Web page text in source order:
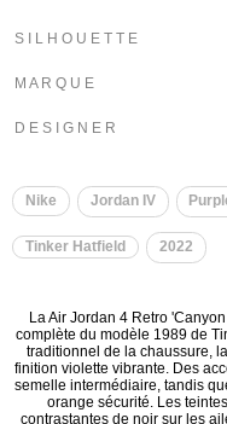
S I L H O U E T T E
M A R Q U E
D E S I G N E R
Nike Jordan IV
Tinker Hatfield 2022
La Air Jordan 4 Retro
complète du modèle 1989 de
traditionnel de la chaussure,
finition violette vibrante. Des
semelle intermédiaire, tandis
orange sécurité. Les
contrastantes de noir sur les